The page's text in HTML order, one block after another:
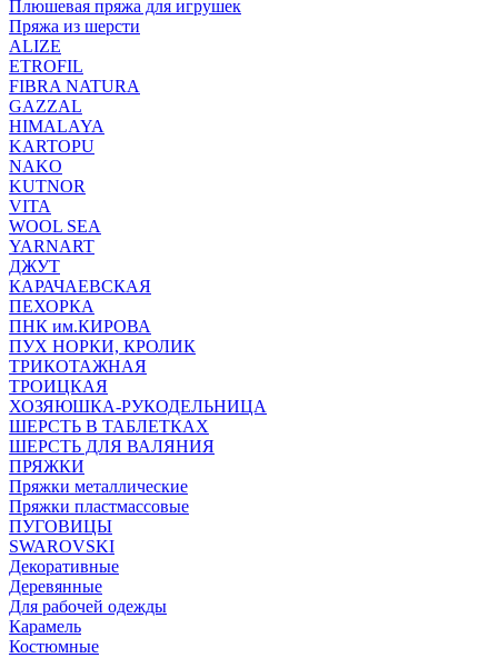
Плюшевая пряжа для игрушек
Пряжа из шерсти
ALIZE
ETROFIL
FIBRA NATURA
GAZZAL
HIMALAYA
KARTOPU
NAKO
KUTNOR
VITA
WOOL SEA
YARNART
ДЖУТ
КАРАЧАЕВСКАЯ
ПЕХОРКА
ПНК им.КИРОВА
ПУХ НОРКИ, КРОЛИК
ТРИКОТАЖНАЯ
ТРОИЦКАЯ
ХОЗЯЮШКА-РУКОДЕЛЬНИЦА
ШЕРСТЬ В ТАБЛЕТКАХ
ШЕРСТЬ ДЛЯ ВАЛЯНИЯ
ПРЯЖКИ
Пряжки металлические
Пряжки пластмассовые
ПУГОВИЦЫ
SWAROVSKI
Декоративные
Деревянные
Для рабочей одежды
Карамель
Костюмные